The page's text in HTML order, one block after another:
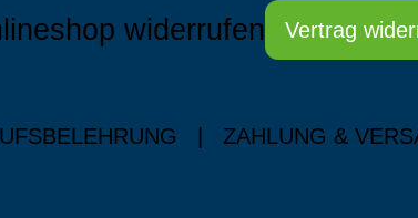
widerrufen Vertrag
ZAHLUNG &